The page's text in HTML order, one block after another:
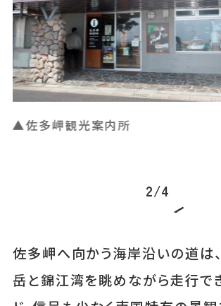
▲佐多岬観光案内所
2/4
佐多岬へ向かう海岸沿いの道は
岳と錦江湾を眺めながら走行で